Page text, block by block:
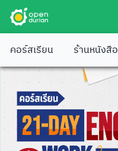
คอร์สเรียน ร้านหนังสือ